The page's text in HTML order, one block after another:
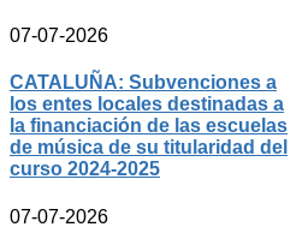
07-07-2026
CATALUÑA: Subvenciones a
los entes locales destinadas a
la financiación de las escuelas
de música de su titularidad del
curso 2024-2025
07-07-2026